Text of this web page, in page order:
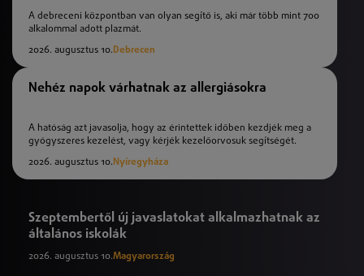
A debreceni központban van olyan segítő is, aki már több mint 700
alkalommal adott plazmát.
2026. augusztus 10.Debrecen
Nehéz napok várhatnak az allergiásokra
A hatóság azt javasolja, hogy az érintettek időben kezdjék meg a
gyógyszeres kezelést, vagy kérjék kezelőorvosuk segítségét.
2026. augusztus 10. Nyíregyháza
Szeptembertől új javaslatokat alkalmazhatnak az
általános iskolák
2026. augusztus 10.Magyarország